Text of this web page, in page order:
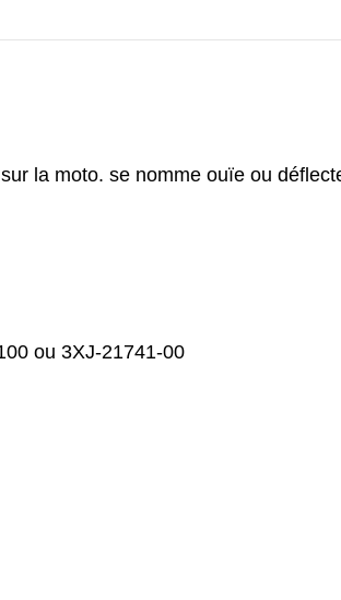
125
la moto. se nomme ouïe ou
ou 3XJ-21741-00